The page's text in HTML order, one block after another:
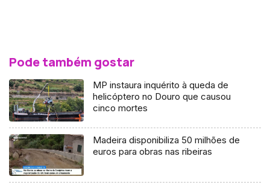
Pode também gostar
MP instaura inquérito à queda de
helicóptero no Douro que causou
cinco mortes
Madeira disponibiliza 50 milhões de
euros para obras nas ribeiras